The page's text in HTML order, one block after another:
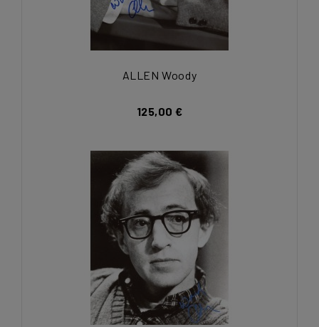
ALLEN Woody
125,00 €